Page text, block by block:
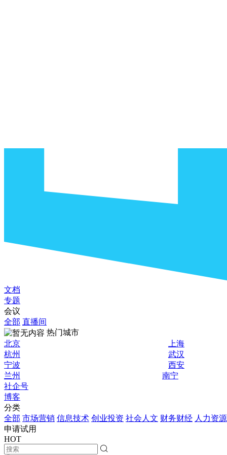
文档
专题
会议
全部 直播间
热门城市
北京
上海
杭州
武汉
宁波
西安
兰州
南宁
社企号
博客
分类
全部 市场营销 信息技术 创业投资 社会人文 财务财经 人力资源
申请试用
HOT